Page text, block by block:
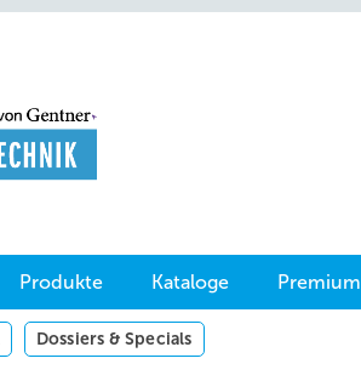
Produkte Kataloge Premium
Dossiers & Specials